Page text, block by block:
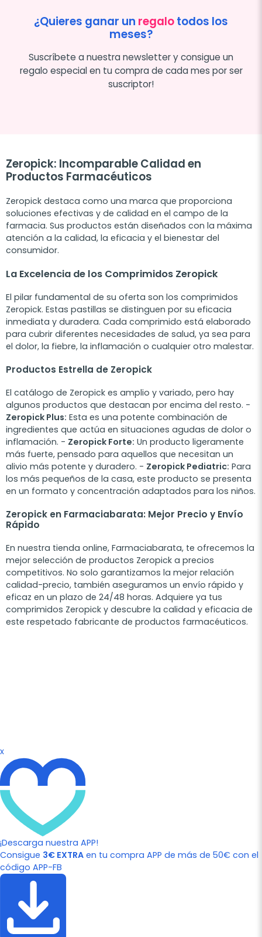
¿Quieres ganar un regalotodos los
meses?
Suscríbete a nuestra newsletter y consigue un
regalo especial en tu compra de cada mes por ser
suscriptor!
Zeropick: Incomparable Calidad en
Productos Farmacéuticos
Zeropick destaca como una marca que proporciona
soluciones efectivas y de calidad en el campo de la
farmacia. Sus productos están diseñados con la máxima
atención a la calidad, la eficacia y el bienestar del
consumidor.
La Excelencia de los Comprimidos Zeropick
El pilar fundamental de su oferta son los comprimidos
Zeropick. Estas pastillas se distinguen por su eficacia
inmediata y duradera. Cada comprimido está elaborado
para cubrir diferentes necesidades de salud, ya sea para
el dolor, la fiebre, la inflamación o cualquier otro malestar.
Productos Estrella de Zeropick
El catálogo de Zeropick es amplio y variado, pero hay
algunos productos que destacan por encima del resto. -
Zeropick Plus: Esta es una potente combinación de
ingredientes que actúa en situaciones agudas de dolor o
inflamación. - Zeropick Forte: Un producto ligeramente
más fuerte, pensado para aquellos que necesitan un
alivio más potente y duradero. - Zeropick Pediatric: Para
los más pequeños de la casa, este producto se presenta
en un formato y concentración adaptados para los niños.
Zeropick en Farmaciabarata: Mejor Precio y Envío
Rápido
En nuestra tienda online, Farmaciabarata, te ofrecemos la
mejor selección de productos Zeropick a precios
competitivos. No solo garantizamos la mejor relación
calidad-precio, también aseguramos un envío rápido y
eficaz en un plazo de 24/48 horas. Adquiere ya tus
comprimidos Zeropick y descubre la calidad y eficacia de
este respetado fabricante de productos farmacéuticos.
x
¡Descarga nuestra APP!
Consigue 3€ EXTRA en tu compra APP de más de 50€ con el
código APP-FB